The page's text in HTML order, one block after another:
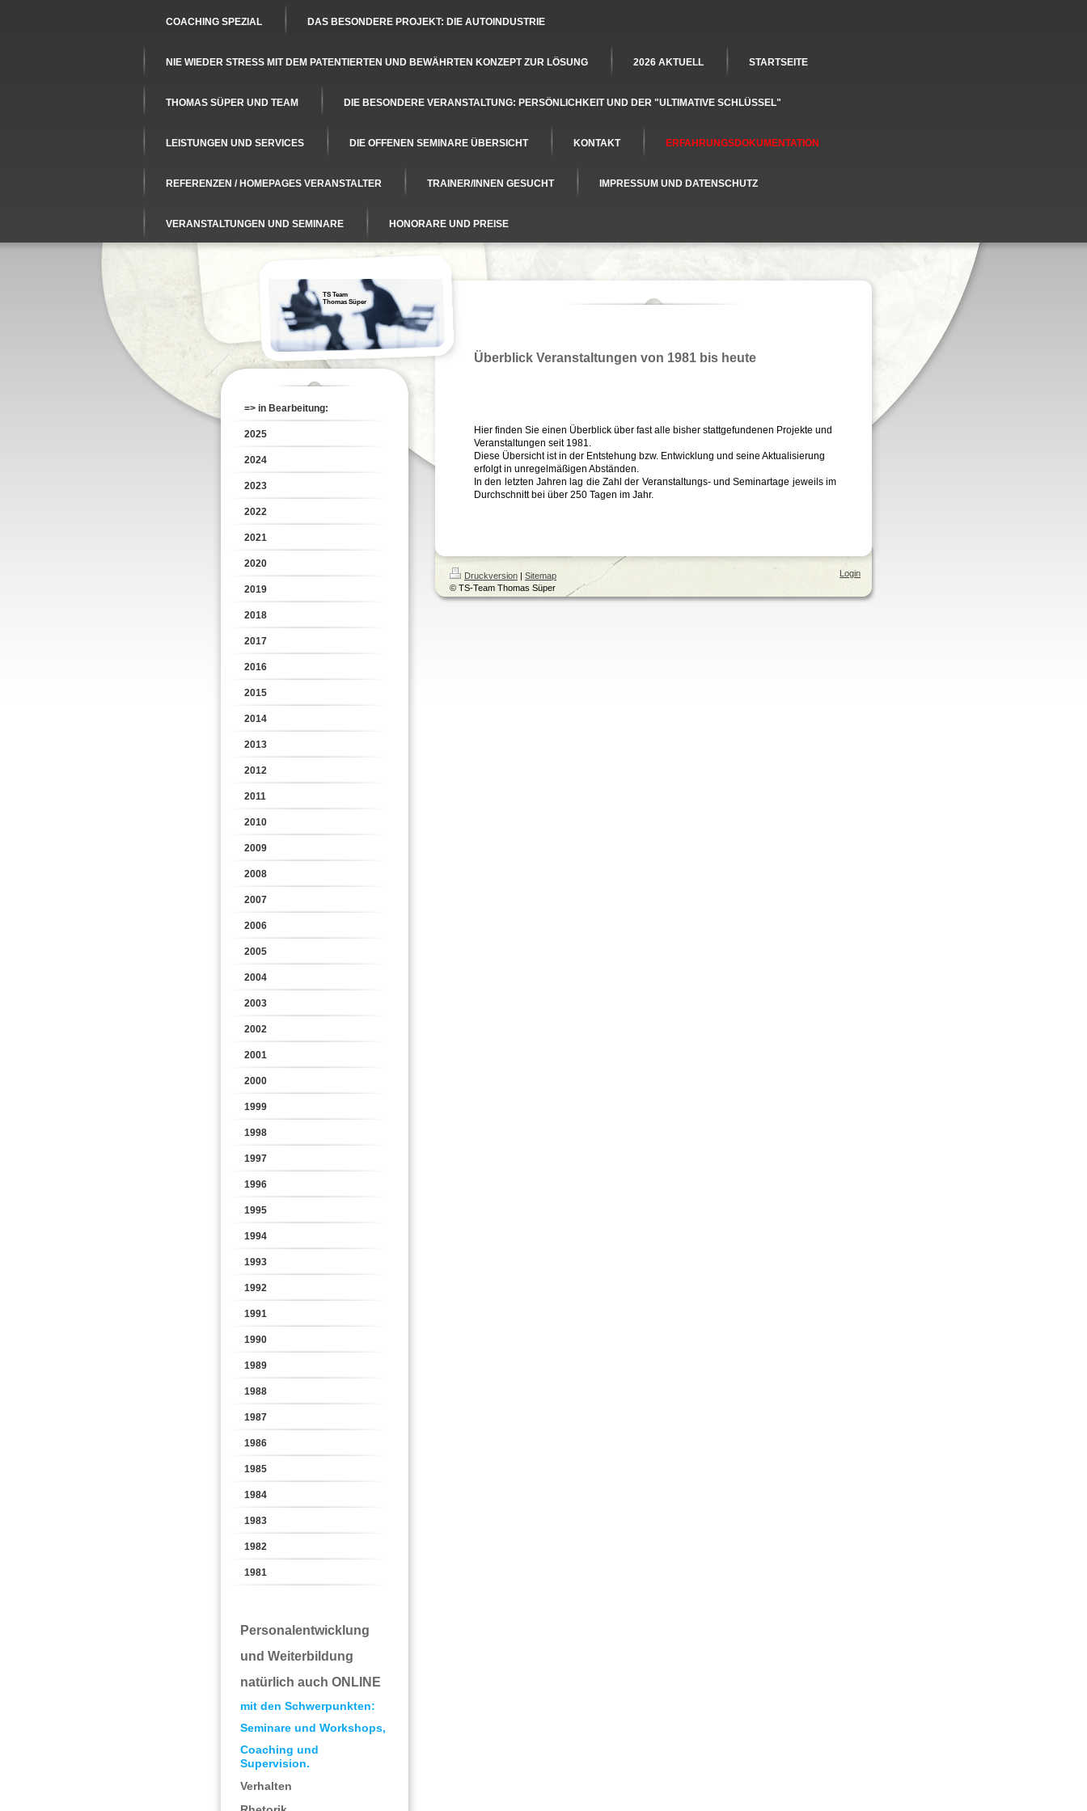
COACHING SPEZIAL DAS BESONDERE PROJEKT: DIE AUTOINDUSTRIE
NIE WIEDER STRESS MIT DEM PATENTIERTEN UND BEWÄHRTEN KONZEPT ZUR LÖSUNG 2026 AKTUELL STARTSEITE
THOMAS SÜPER UND TEAM DIE BESONDERE VERANSTALTUNG: PERSÖNLICHKEIT UND DER "ULTIMATIVE SCHLÜSSEL"
LEISTUNGEN UND SERVICES DIE OFFENEN SEMINARE ÜBERSICHT KONTAKT ERFAHRUNGSDOKUMENTATION
REFERENZEN / HOMEPAGES VERANSTALTER TRAINER/INNEN GESUCHT IMPRESSUM UND DATENSCHUTZ
VERANSTALTUNGEN UND SEMINARE HONORARE UND PREISE
TS Team
Thomas Süper
=> in Bearbeitung:
2025
2024
2023
2022
2021
2020
2019
2018
2017
2016
2015
2014
2013
2012
2011
2010
2009
2008
2007
2006
2005
2004
2003
2002
2001
2000
1999
1998
1997
1996
1995
1994
1993
1992
1991
1990
1989
1988
1987
1986
1985
1984
1983
1982
1981
Personalentwicklung
und Weiterbildung
natürlich auch ONLINE
mit den Schwerpunkten:
Seminare und Workshops,
Coaching und
Supervision.
Verhalten
Überblick Veranstaltungen von 1981 bis heute
Hier finden Sie einen Überblick über fast alle bisher stattgefundenen Projekte und
Veranstaltungen seit 1981.
Diese Übersicht ist in der Entstehung bzw. Entwicklung und seine Aktualisierung
erfolgt in unregelmäßigen Abständen.
In den letzten Jahren lag die Zahl der Veranstaltungs- und Seminartage jeweils im
Durchschnitt bei über 250 Tagen im Jahr.
Druckversion | Sitemap
© TS-Team Thomas Süper
Login